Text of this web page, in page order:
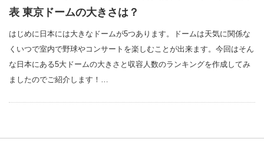
表 東京ドームの大きさは？
はじめに日本には大きなドームが5つあります。ドームは天気に関係な
くいつで室内で野球やコンサートを楽しむことが出来ます。今回はそん
な日本にある5大ドームの大きさと収容人数のランキングを作成してみ
ましたのでご紹介します！…